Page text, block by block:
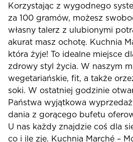
Korzystając z wygodnego
za 100 gramów, możesz
własny talerz z ulubionymi
akurat masz ochotę. Kuchnia
która żyje! To idealne miejsce
zdrowy styl życia. W naszym
wegetariańskie, fit, a także
soki. W ostatniej godzinie
Państwa wyjątkowa
dania z gorącego bufetu
U nas każdy znajdzie coś dla
co i ile zje. Kuchnia Marché –